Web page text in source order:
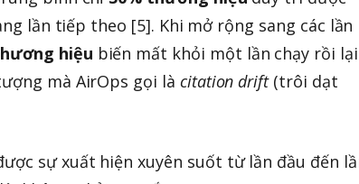
lần tiếp theo [5]. Khi mở rộng sang các lần
hiệu biến mất khỏi một lần chạy rồi lại
mà AirOps gọi là citation drift(trôi dạt
sự xuất hiện xuyên suốt từ lần đầu đến